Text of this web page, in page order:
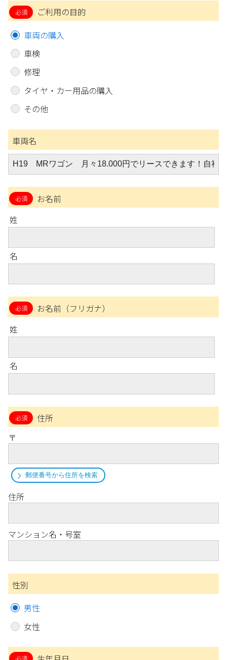
ご利用の目的
車両の購入
車検
修理
タイヤ・カー用品の購入
その他
車両名
お名前
姓
名
お名前（フリガナ）
姓
名
住所
〒
郵便番号から住所を検索
住所
マンション名・号室
性別
男性
女性